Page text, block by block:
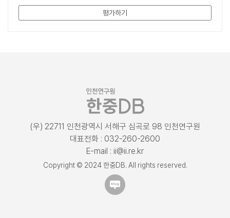
평가하기
(우) 22711 인천광역시 서해구 심곡로 98 인천연구원
대표전화 : 032-260-2600
E-mail : ii@ii.re.kr
Copyright © 2024 한중DB. All rights reserved.